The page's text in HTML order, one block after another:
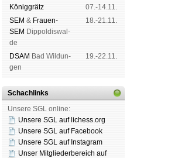
König­grätz
07.-14.11.
SEM & Frauen-
SEM Dip­pol­dis­wal­
de
18.-21.11.
DSAM Bad Wil­dun­
gen
19.-22.11.
Schachlinks
Unsere SGL online:
Unsere SGL auf li­chess.org
Unsere SGL auf Face­book
Unsere SGL auf Insta­gram
Unser Mitgliederbereich auf